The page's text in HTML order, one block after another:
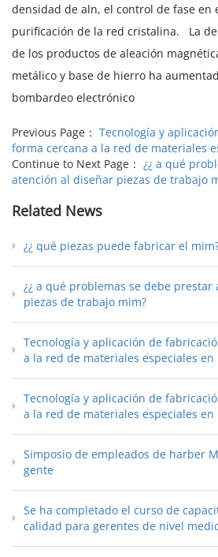
densidad de aln, el control de fase en
purificación de la red cristalina.
La
de los productos de aleación
metálico y base de hierro ha
bombardeo electrónico
Previous Page： Tecnología y
forma cercana a la red de materiales
Continue to Next Page： ¿¿ a qué
atención al diseñar piezas de trabajo
Related News
¿¿ qué piezas puede fabricar el
¿¿ a qué problemas se debe
piezas de trabajo mim?
Tecnología y aplicación de
a la red de materiales especiales en
Tecnología y aplicación de
a la red de materiales especiales en
Simposio de empleados de harber
gente
Se ha completado el curso de
calidad para gerentes de nivel